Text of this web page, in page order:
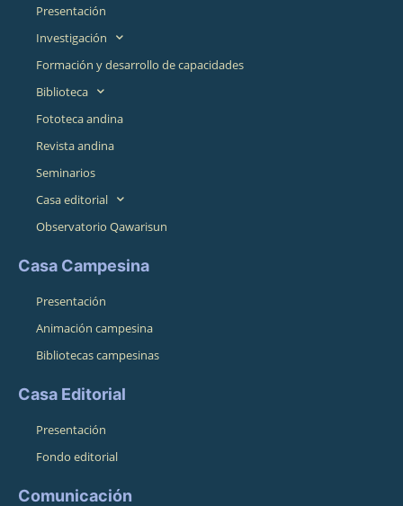
Presentación
Investigación
Formación y desarrollo de capacidades
Biblioteca
Fototeca andina
Revista andina
Seminarios
Casa editorial
Observatorio Qawarisun
Casa Campesina
Presentación
Animación campesina
Bibliotecas campesinas
Casa Editorial
Presentación
Fondo editorial
Comunicación